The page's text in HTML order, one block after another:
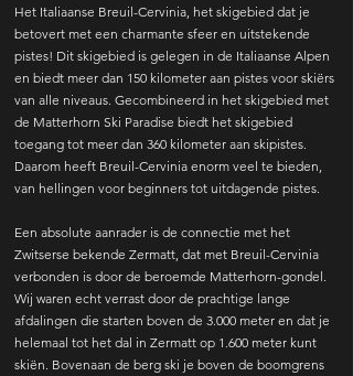
Het Italiaanse Breuil-Cervinia, het skigebied dat je
betovert met een charmante sfeer en uitstekende
pistes! Dit skigebied is gelegen in de Italiaanse Alpen
en biedt meer dan 150 kilometer aan pistes voor skiërs
van alle niveaus. Gecombineerd in het skigebied met
de Matterhorn Ski Paradise biedt het skigebied
toegang tot meer dan 360 kilometer aan skipistes.
Daarom heeft Breuil-Cervinia enorm veel te bieden,
van hellingen voor beginners tot uitdagende pistes.
Een absolute aanrader is de connectie met het
Zwitserse bekende Zermatt, dat met Breuil-Cervinia
verbonden is door de beroemde Matterhorn-gondel.
Wij waren echt verrast door de prachtige lange
afdalingen die starten boven de 3.000 meter en dat je
helemaal tot het dal in Zermatt op 1.600 meter kunt
skiën. Bovenaan de berg ski je boven de boomgrens